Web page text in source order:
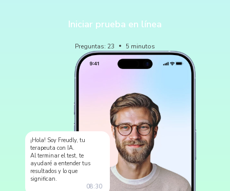
Iniciar prueba en línea
Preguntas: 23 5 minutos
¡Hola! Soy Freudly, tu
terapeuta con IA.
Al terminar el test, te
ayudaré a entender tus
resultados y lo que
significan.
08:30